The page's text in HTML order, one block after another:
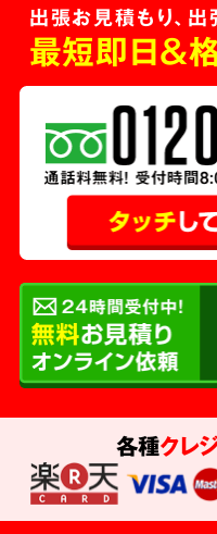
出張お見積もり、
最短即日＆
各種クレ